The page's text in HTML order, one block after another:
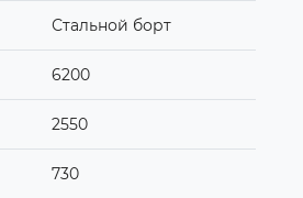
Стальной борт
6200
2550
730